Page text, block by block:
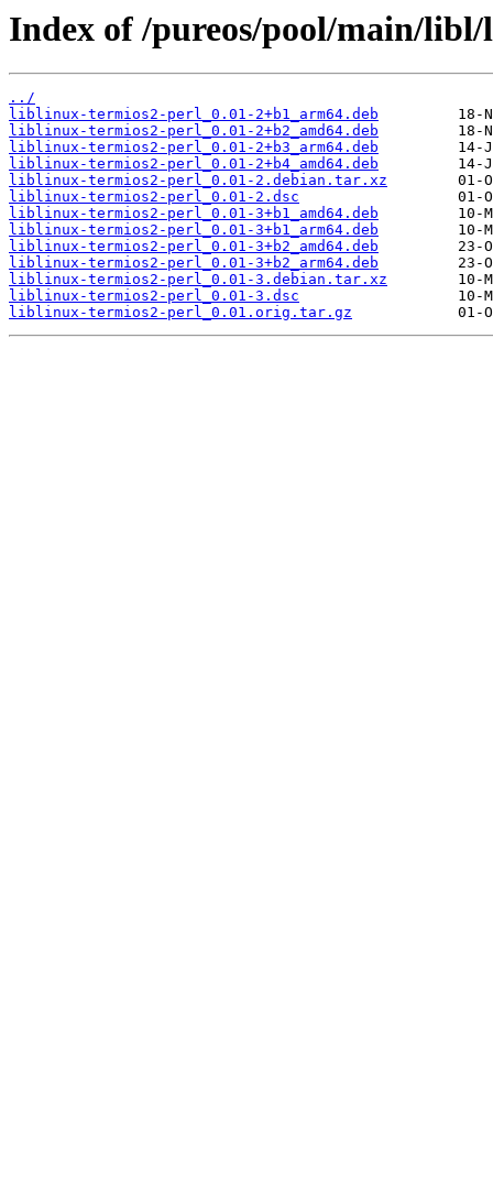
Index of /pureos/pool/main/
../
liblinux-termios2-perl_0.01-2+b1_arm64.deb
liblinux-termios2-perl_0.01-2+b2_amd64.deb
liblinux-termios2-perl_0.01-2+b3_arm64.deb
liblinux-termios2-perl_0.01-2+b4_amd64.deb
liblinux-termios2-perl_0.01-2.debian.tar.xz
liblinux-termios2-perl_0.01-2.dsc
liblinux-termios2-perl_0.01-3+b1_amd64.deb
liblinux-termios2-perl_0.01-3+b1_arm64.deb
liblinux-termios2-perl_0.01-3+b2_amd64.deb
liblinux-termios2-perl_0.01-3+b2_arm64.deb
liblinux-termios2-perl_0.01-3.debian.tar.xz
liblinux-termios2-perl_0.01-3.dsc
liblinux-termios2-perl_0.01.orig.tar.gz